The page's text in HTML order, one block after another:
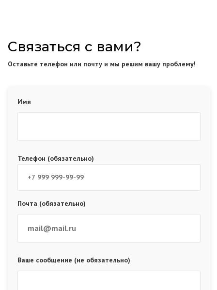
Связаться с вами?
Оставьте телефон или почту и мы решим вашу проблему!
Имя
Телефон (обязательно)
Почта (обязательно)
Ваше сообщение (не обязательно)